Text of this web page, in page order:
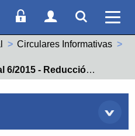
Correo webAcceso Socios
Acceso
Ver
Circulares Informativas
herencia o donación de Empresa Familiar